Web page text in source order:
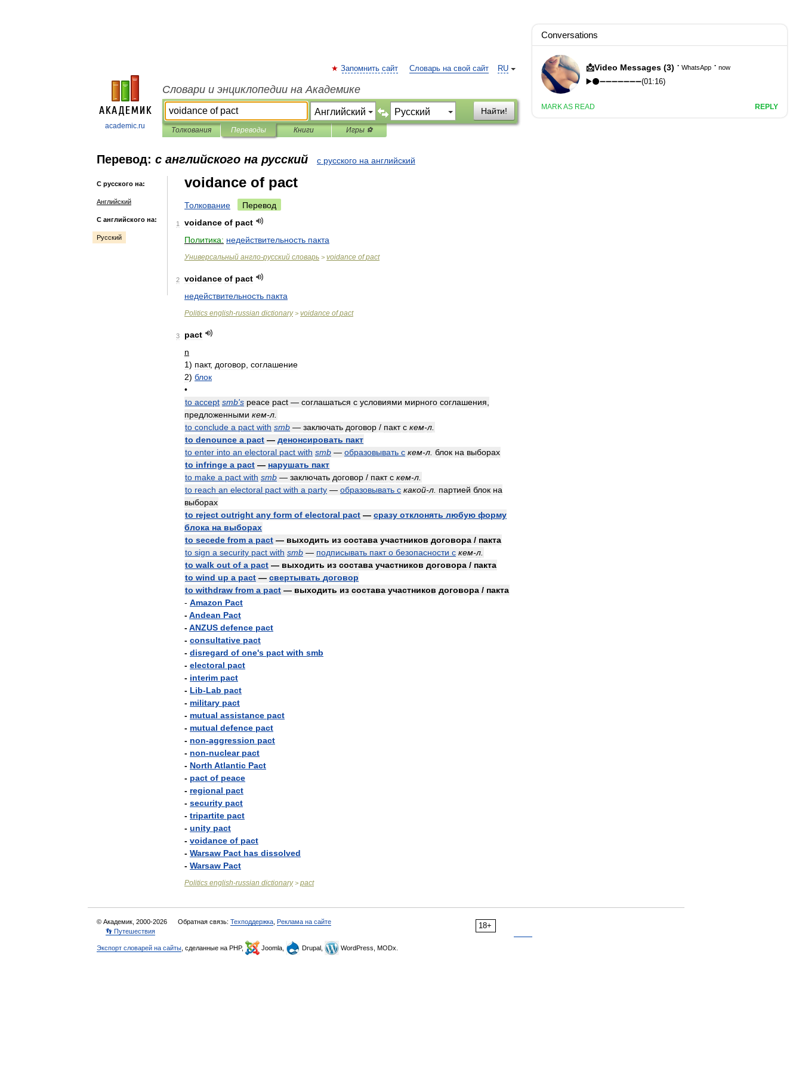
academic.ru
RU
Запомнить сайт Словарь на свой сайт
Словари и энциклопедии на Академике
Найти!
Толкования Переводы Книги Игры ⚽
Перевод: с английского на русский с русского на английский
С русского на:
Английский
С английского на:
Русский
voidance of pact
Толкование Перевод
1 voidance of pact
Политика: недействительность пакта
Универсальный англо-русский словарь > voidance of pact
2 voidance of pact
недействительность пакта
Politics english-russian dictionary> voidance of pact
3
pact
n
1) пакт, договор соглашение
2) блок
•
to accept smb's peace pact — соглашаться с условиями мирного соглашения
предложенными кем-л
to conclude a pact with smb — заключать договор / пакт с кем-л
to denounce a pact — денонсировать пакт
to enter into an electoral pact with smb — образовывать с кем-л блок на выборах
to infringe a pact — нарушать пакт
to make a pact with smb — заключать договор / пакт с кем-л
to reach an electoral pact with a party — образовывать с какой-л партией блок на
выборах
to reject outright any form of electoral pact — сразу отклонять любую форму
блока на выборах
to secede from a pact — выходить из состава участников договора / пакта
to sign a security pact with smb — подписывать пакт о безопасности с кем-л
to walk out of a pact — выходить из состава участников договора / пакта
to wind up a pact — свертывать договор
to withdraw from a pact — выходить из состава участников договора / пакта
- Amazon Pact
-Andean Pact
-ANZUS defence pact
- consultative pact
- disregard of one's pact with smb
- electoral pact
- interim pact
- Lib-Lab pact
- military pact
- mutual assistance pact
- mutual defence pact
- non-aggression pact
- non-nuclear pact
- North Atlantic Pact
- pact of peace
- regional pact
- security pact
- tripartite pact
- unity pact
- voidance of pact
- Warsaw Pact has dissolved
- Warsaw Pact
Politics english-russian dictionary> pact
18+
© Академик, 2000-2026 Обратная связь: Техподдержка Реклама на сайте
👣 Путешествия
Экспорт словарей на сайты , сделанные на PHP, Joomla, Drupal, WordPress, MODx.